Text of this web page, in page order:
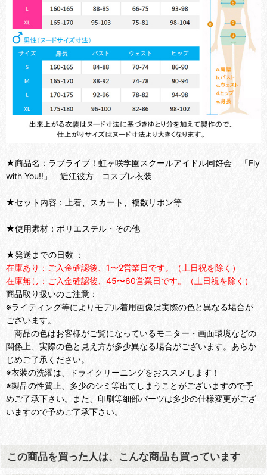
★商品名：ラブライブ！虹ヶ咲学園スクールアイドル同好会 「Fly
with You!!」 近江彼方 コスプレ衣装
★セット内容：上着、スカート、複数リポン等
★使用素材：ポリエステル・その他
★発送までの日数 ：
在庫あり：ご入金確認後、1〜2営業日です。（土日祝を除く）
在庫無し：ご入金確認後、45〜60営業日です。（土日祝を除く）
商品取り扱いのご注意：
※ライティング等によりモデル着用画像は実際の色と異なる場合が
ございます。
商品の色はお客様がご覧になっているモニター・画面環境などの
関係上、実際の色と見え方が多少異なる場合がございます。あらか
じめご了承ください。
※衣装の洗濯は、ドライクリーニングをおススメします！
※製品の性質上、多少のシミ等出てしまうことがございますので予
めご了承下さい。また、印刷等細部パーツは多少の仕様変更がござ
いますので予めご了承下さい。
この商品を買った人は、こんな商品も買っています